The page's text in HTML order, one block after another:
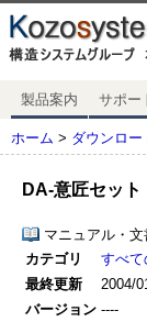
製品案内 サポー
ホーム > ダウンロー
DA-意匠セッ
マニュアル・文
カテゴリ
すべて
最終更新
2004/
バージョン ----